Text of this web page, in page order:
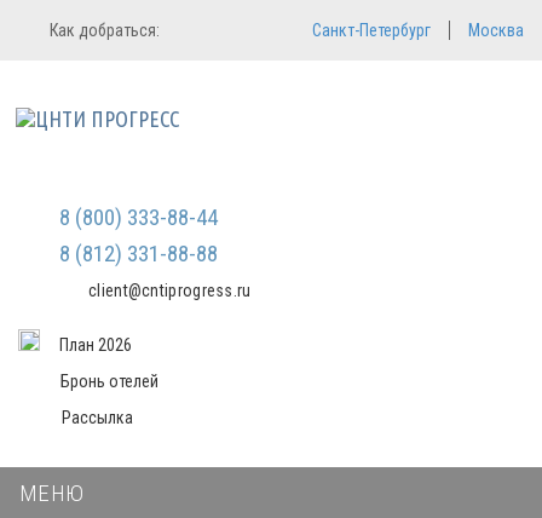
Регистрация
Мы не передаем ваши данные
третьим лицам и не рассылаем
Вход в систему
Как добраться: Санкт-Петербург Москва
8 (800) 333-88-44
8 (812) 331-88-88
client@cntiprogress.ru
План 2026
Бронь отелей
Рассылка
МЕНЮ